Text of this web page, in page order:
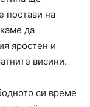
постави на
да
яростен и
висини.
си време